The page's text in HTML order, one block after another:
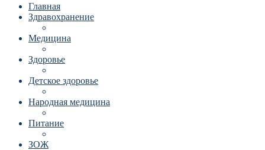
Главная
Здравохранение
Медицина
Здоровье
Детское здоровье
Народная медицина
Питание
ЗОЖ